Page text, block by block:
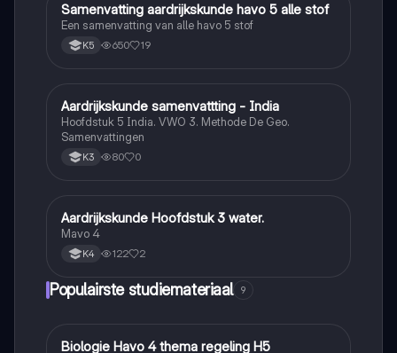
Aardrijkskunde
Samenvatting aardrijkskunde havo 5 alle stof
Een samenvatting van alle havo 5 stof
K5 650 19
Aardrijkskunde
Aardrijkskunde samenvattting - India
Hoofdstuk 5 India. VWO 3. Methode De Geo.
Samenvattingen
K3 80 0
Aardrijkskunde
Aardrijkskunde Hoofdstuk 3 water.
Mavo 4
K4 122 2
Populairste studiemateriaal 9
Biologie
Biologie Havo 4 thema regeling H5